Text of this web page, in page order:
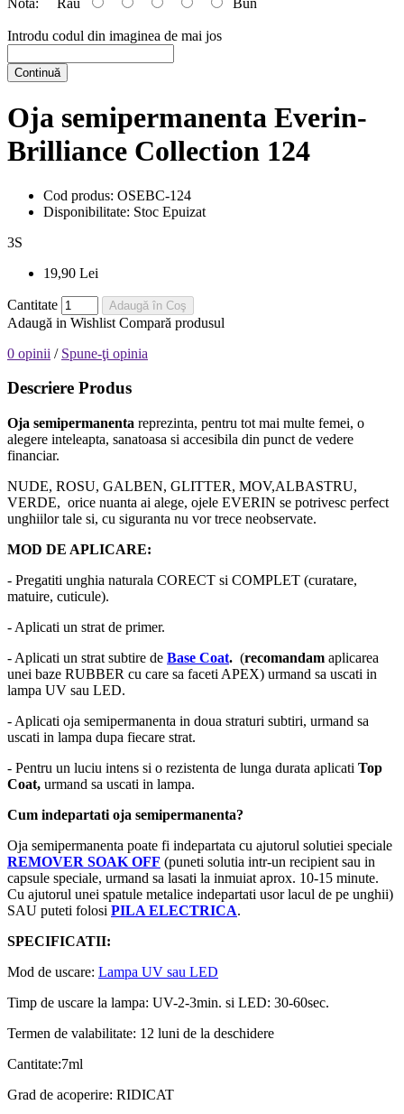
Introdu codul din imaginea de mai jos
Continuă
Oja semipermanenta Everin-
Brilliance Collection 124
Cod produs: OSEBC-124
Disponibilitate: Stoc Epuizat
3S
19,90 Lei
Cantitate Adaugă în Coş
Adaugă in Wishlist Compară produsul
0 opinii / Spune-ţi opinia
Descriere Produs
Oja semipermanenta reprezinta, pentru tot mai multe femei, o
alegere inteleapta, sanatoasa si accesibila din punct de vedere
financiar.
NUDE, ROSU, GALBEN, GLITTER, MOV,ALBASTRU,
VERDE, orice nuanta ai alege, ojele EVERIN se potrivesc perfect
unghiilor tale si, cu siguranta nu vor trece neobservate.
MOD DE APLICARE:
- Pregatiti unghia naturala CORECT si COMPLET (curatare,
matuire, cuticule).
- Aplicati un strat de primer.
- Aplicati un strat subtire de Base Coat. (recomandam aplicarea
unei baze RUBBER cu care sa faceti APEX) urmand sa uscati in
lampa UV sau LED.
- Aplicati oja semipermanenta in doua straturi subtiri, urmand sa
uscati in lampa dupa fiecare strat.
- Pentru un luciu intens si o rezistenta de lunga durata aplicati Top
Coat, urmand sa uscati in lampa.
Cum indepartati oja semipermanenta?
Oja semipermanenta poate fi indepartata cu ajutorul solutiei speciale
REMOVER SOAK OFF (puneti solutia intr-un recipient sau in
capsule speciale, urmand sa lasati la inmuiat aprox. 10-15 minute.
Cu ajutorul unei spatule metalice indepartati usor lacul de pe unghii)
SAU puteti folosi PILA ELECTRICA.
SPECIFICATII:
Mod de uscare: Lampa UV sau LED
Timp de uscare la lampa: UV-2-3min. si LED: 30-60sec.
Termen de valabilitate: 12 luni de la deschidere
Cantitate:7ml
Grad de acoperire: RIDICAT